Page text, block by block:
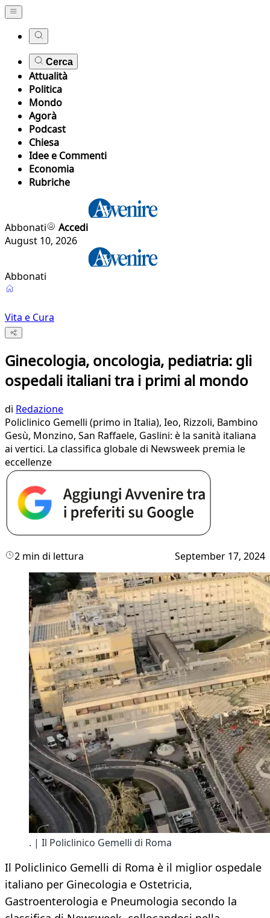
Cerca
Attualità
Politica
Mondo
Agorà
Podcast
Chiesa
Idee e Commenti
Economia
Rubriche
Abbonati
Accedi
August 10, 2026
Abbonati
Vita e Cura
Ginecologia, oncologia, pediatria: gli
ospedali italiani tra i primi al mondo
di Redazione
Policlinico Gemelli (primo in Italia), Ieo, Rizzoli, Bambino
Gesù, Monzino, San Raffaele, Gaslini: è la sanità italiana
ai vertici. La classifica globale di Newsweek premia le
eccellenze
2 min di lettura September 17, 2024
. | Il Policlinico Gemelli di Roma
Il Policlinico Gemelli di Roma è il miglior ospedale
italiano per Ginecologia e Ostetricia,
Gastroenterologia e Pneumologia secondo la